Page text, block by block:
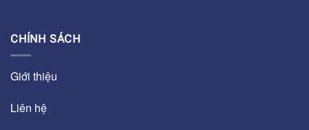
CHÍNH SÁCH
Giới thiệu
Liên hệ